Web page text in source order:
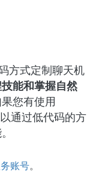
方式定制聊天机
能和掌握自然
您有使用
通过低代码的方
账号。